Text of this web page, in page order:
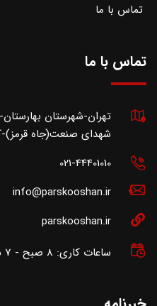
تماس با ما
تماس با ما
تهران-شهرستان
شهدای صنعت(جاه قرمز)-کوچه
021-44401010
info@parskooshan.ir
parskooshan.ir
ساعات کاری: 8 صبح - 7 شب